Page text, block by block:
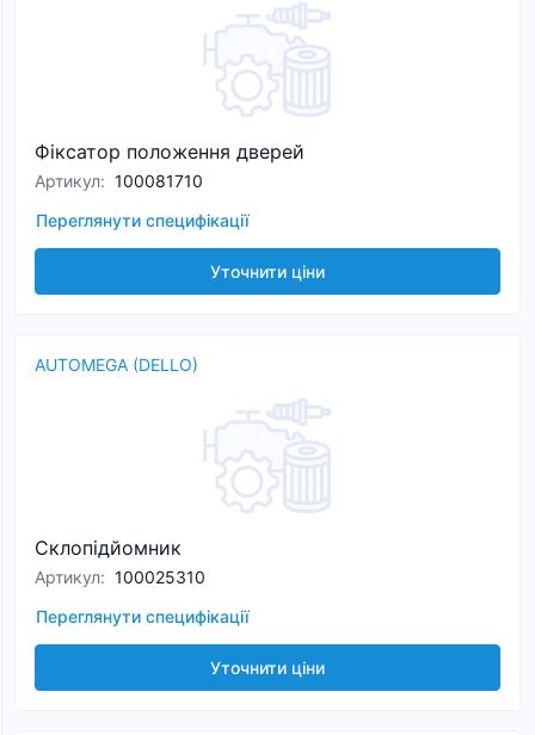
Фіксатор положення дверей
Артикул: 100081710
Переглянути специфікації
Уточнити ціни
AUTOMEGA (DELLO)
Склопідйомник
Артикул: 100025310
Переглянути специфікації
Уточнити ціни